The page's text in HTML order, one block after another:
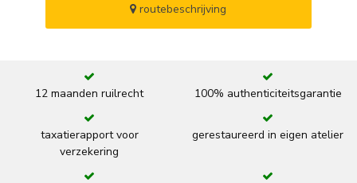
routebeschrijving
12 maanden ruilrecht 100% authenticiteitsgarantie
taxatierapport voor
verzekering
gerestaureerd in eigen atelier